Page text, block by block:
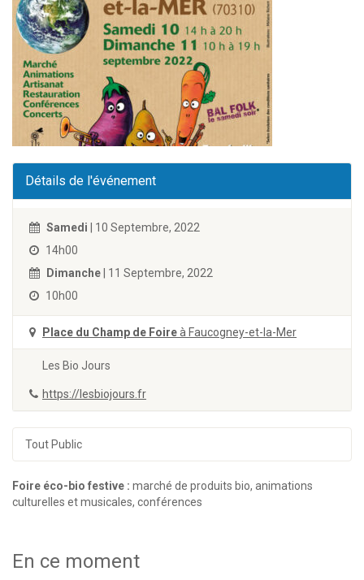
Détails de l'événement
Samedi | 10 Septembre, 2022
14h00
Dimanche | 11 Septembre, 2022
10h00
Place du Champ de Foireà Faucogney-et-la-Mer
Les Bio Jours
https://lesbiojours.fr
Tout Public
Foire éco-bio festive : marché de produits bio, animations
culturelles et musicales, conférences
En ce moment